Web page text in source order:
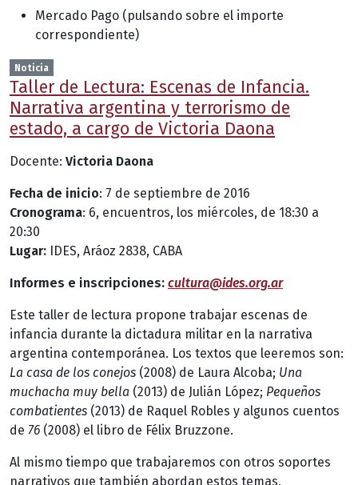
Mercado Pago (pulsando sobre el importe
correspondiente)
Noticia
Taller de Lectura: Escenas de Infancia.
Narrativa argentina y terrorismo de
estado, a cargo de Victoria Daona
Docente: Victoria Daona
Fecha de inicio: 7 de septiembre de 2016
Cronograma: 6, encuentros, los miércoles, de 18:30 a
20:30
Lugar: IDES, Aráoz 2838, CABA
Informes e inscripciones: cultura@ides.org.ar
Este taller de lectura propone trabajar escenas de
infancia durante la dictadura militar en la narrativa
argentina contemporánea. Los textos que leeremos son:
La casa de los conejos (2008) de Laura Alcoba; Una
muchacha muy bella (2013) de Julián López; Pequeños
combatientes (2013) de Raquel Robles y algunos cuentos
de 76 (2008) el libro de Félix Bruzzone.
Al mismo tiempo que trabajaremos con otros soportes
narrativos que también abordan estos temas,